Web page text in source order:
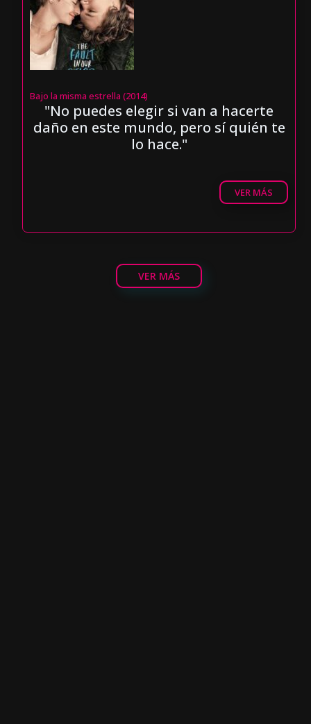
Bajo la misma estrella (2014)
"No puedes elegir si van a hacerte
daño en este mundo, pero sí quién te
lo hace."
VER MÁS
VER MÁS